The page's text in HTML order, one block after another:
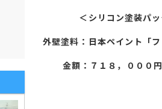
＜シリコン塗装パッ
外壁塗料：日本ペイント「
金額：７１８，０００